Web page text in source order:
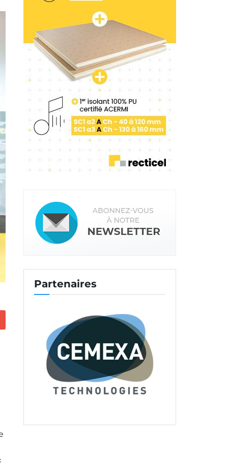
Partenaires